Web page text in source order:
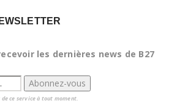
les dernières news de B27
de ce service à tout moment.